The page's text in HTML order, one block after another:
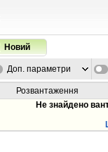
Новий
Доп. параметри
Розвантаження
Не знайдено